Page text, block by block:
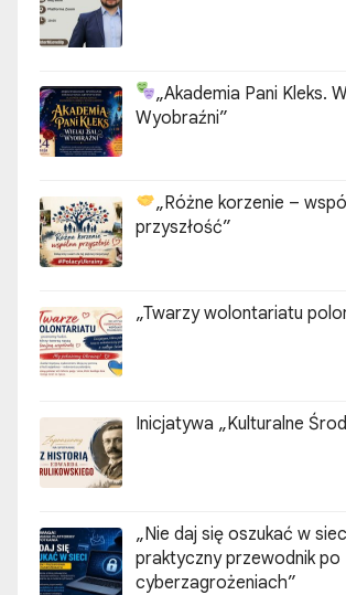
„Akademia Pani Kleks.
Wyobraźni”
„Różne korzenie –
przyszłość”
„Twarzy wolontariatu
Inicjatywa „Kulturalne
„Nie daj się oszukać w
praktyczny przewodnik po
cyberzagrożeniach”